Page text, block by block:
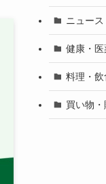
ニュー
健康・医
料理・飲
買い物